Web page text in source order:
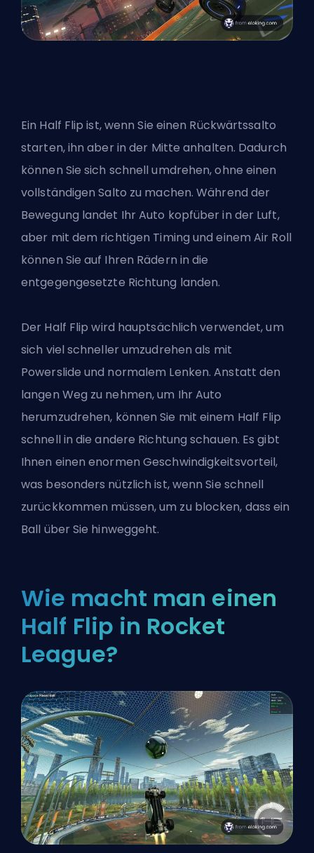
Ein Half Flip ist, wenn Sie einen Rückwärtssalto
starten, ihn aber in der Mitte anhalten. Dadurch
können Sie sich schnell umdrehen, ohne einen
vollständigen Salto zu machen. Während der
Bewegung landet Ihr Auto kopfüber in der Luft,
aber mit dem richtigen Timing und einem Air Roll
können Sie auf Ihren Rädern in die
entgegengesetzte Richtung landen.
Der Half Flip wird hauptsächlich verwendet, um
sich viel schneller umzudrehen als mit
Powerslide und normalem Lenken. Anstatt den
langen Weg zu nehmen, um Ihr Auto
herumzudrehen, können Sie mit einem Half Flip
schnell in die andere Richtung schauen. Es gibt
Ihnen einen enormen Geschwindigkeitsvorteil,
was besonders nützlich ist, wenn Sie schnell
zurückkommen müssen, um zu blocken, dass ein
Ball über Sie hinweggeht.
Wie macht man einen
Half Flip in Rocket
League?